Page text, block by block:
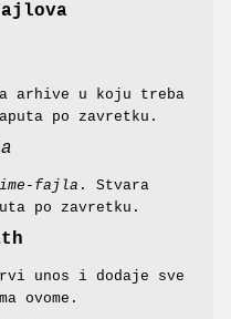
arhive u koju treba
po zavretku.
ime-fajla . Stvara
po zavretku.
unos i dodaje sve
ovome.